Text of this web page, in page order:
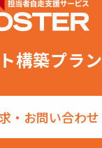
構築プラン
・お問い合わせ